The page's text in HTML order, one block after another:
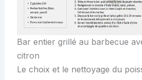
Bar entier grillé au barbecue
citron
Le choix et le nettoyage du